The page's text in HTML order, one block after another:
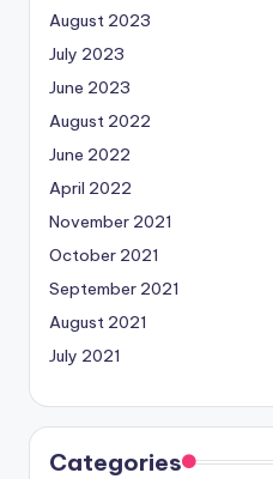
August 2023
July 2023
June 2023
August 2022
June 2022
April 2022
November 2021
October 2021
September 2021
August 2021
July 2021
Categories